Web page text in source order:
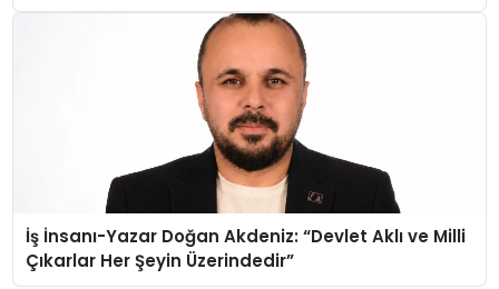
İş İnsanı-Yazar Doğan Akdeniz: “Devlet Aklı ve Milli
Çıkarlar Her Şeyin Üzerindedir”